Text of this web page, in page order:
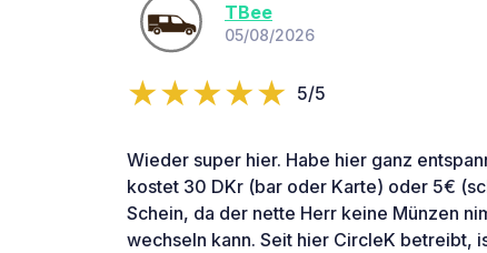
TBee
05/08/2026
5/5
Wieder super hier. Habe hier ganz
kostet 30 DKr (bar oder Karte) oder 5€
Schein, da der nette Herr keine Münzen
wechseln kann. Seit hier CircleK betreibt,